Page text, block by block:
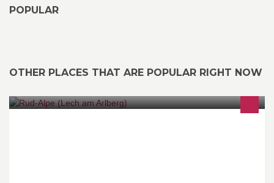
POPULAR
OTHER PLACES THAT ARE POPULAR RIGHT NOW